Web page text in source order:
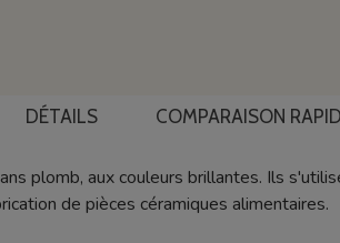
DÉTAILS COMPARAISON
plomb, aux couleurs brillantes. Ils
de pièces céramiques alimentaires.